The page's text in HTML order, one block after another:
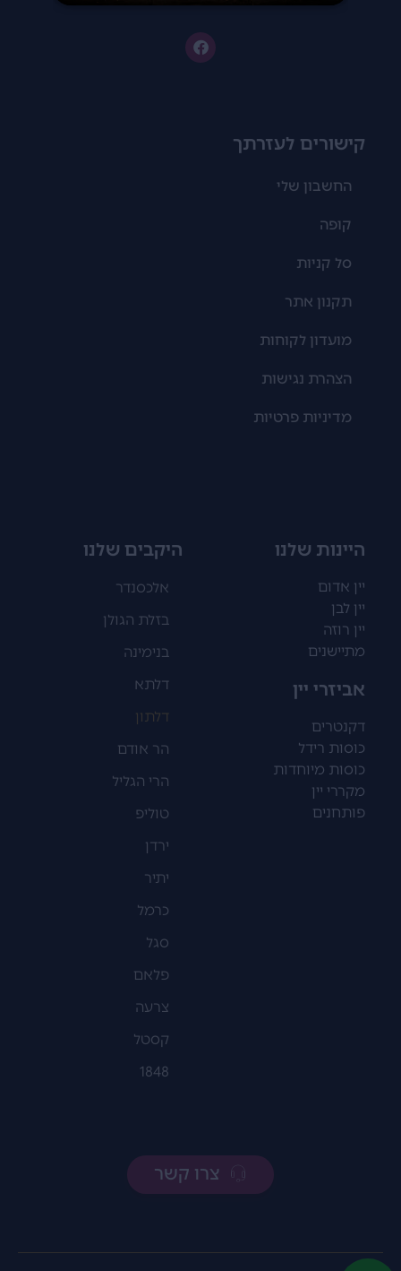
קישורים לעזרתך
החשבון שלי
קופה
סל קניות
תקנון אתר
מועדון לקוחות
הצהרת נגישות
מדיניות פרטיות
היינות שלנו
יין אדום
יין לבן
יין רוזה
מתיישנים
אביזרי יין
דקנטרים
כוסות רידל
כוסות מיוחדות
מקררי יין
פותחנים
היקבים שלנו
אלכסנדר
בזלת הגולן
בנימינה
דלתא
דלתון
הר אודם
הרי הגליל
טוליפ
ירדן
יתיר
כרמל
סגל
פלאם
צרעה
קסטל
1848
צרו קשר